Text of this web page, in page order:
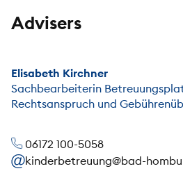
Advisers
Elisabeth Kirchner
Sachbearbeiterin
Rechtsanspruch und
06172 100-5058
kinderbetreuung@bad-